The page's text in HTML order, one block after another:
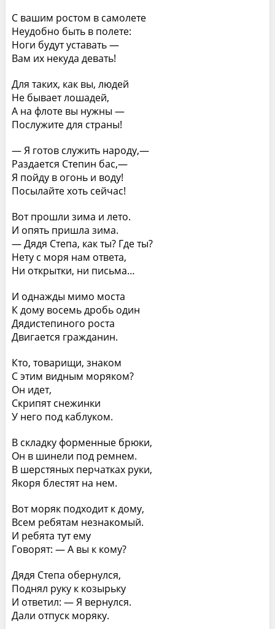
С вашим ростом в самолете
Неудобно быть в полете:
Ноги будут уставать —
Вам их некуда девать!
Для таких, как вы, людей
Не бывает лошадей,
А на флоте вы нужны —
Послужите для страны!
— Я готов служить народу,—
Раздается Степин бас,—
Я пойду в огонь и воду!
Посылайте хоть сейчас!
Вот прошли зима и лето.
И опять пришла зима.
— Дядя Степа, как ты? Где ты?
Нету с моря нам ответа,
Ни открытки, ни письма…
И однажды мимо моста
К дому восемь дробь один
Дядистепиного роста
Двигается гражданин.
Кто, товарищи, знаком
С этим видным моряком?
Он идет,
Скрипят снежинки
У него под каблуком.
В складку форменные брюки,
Он в шинели под ремнем.
В шерстяных перчатках руки,
Якоря блестят на нем.
Вот моряк подходит к дому,
Всем ребятам незнакомый.
И ребята тут ему
Говорят: — А вы к кому?
Дядя Степа обернулся,
Поднял руку к козырьку
И ответил: — Я вернулся.
Дали отпуск моряку.